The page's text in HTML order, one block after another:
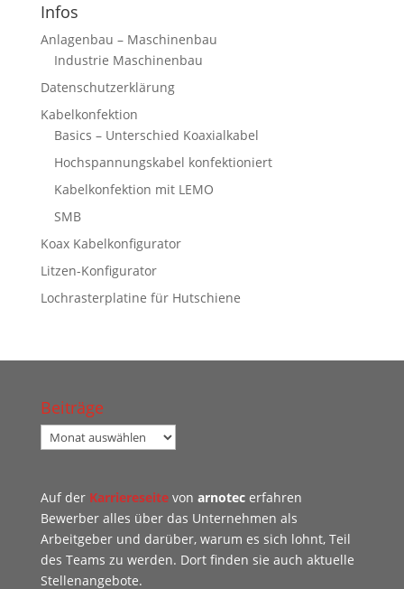
Infos
Anlagenbau – Maschinenbau
Industrie Maschinenbau
Datenschutzerklärung
Kabelkonfektion
Basics – Unterschied Koaxialkabel
Hochspannungskabel konfektioniert
Kabelkonfektion mit LEMO
SMB
Koax Kabelkonfigurator
Litzen-Konfigurator
Lochrasterplatine für Hutschiene
Beiträge
Beiträge
Auf der Karriereseitevon arnotecerfahren
Bewerber alles über das Unternehmen als
Arbeitgeber und darüber, warum es sich lohnt, Teil
des Teams zu werden. Dort finden sie auch aktuelle
Stellenangebote.